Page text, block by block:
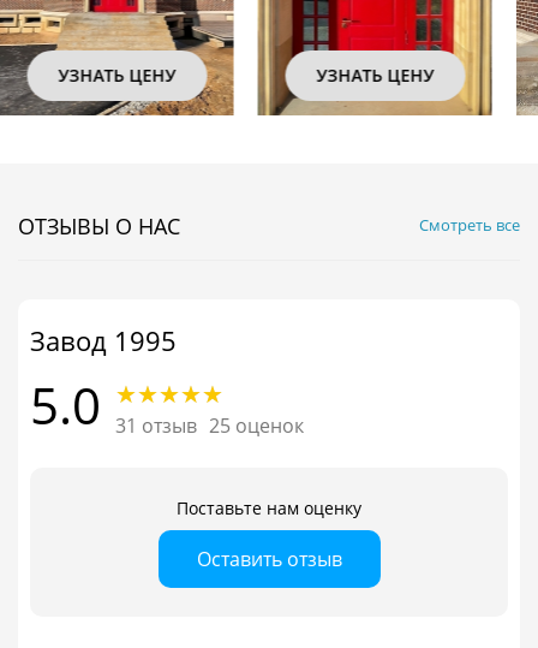
УЗНАТЬ ЦЕНУ УЗНАТЬ ЦЕНУ
ОТЗЫВЫ О НАС Смотреть все
Завод 1995
5.0 31 отзыв 25 оценок
Поставьте нам оценку
Оставить отзыв